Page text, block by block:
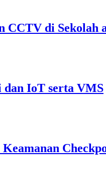
CCTV di
dan IoT serta VMS